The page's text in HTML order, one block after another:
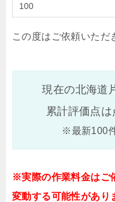
100
この度はご依頼いただ
現在の北海道
累計評価点は
※最新100
※実際の作業料金はご
変動する可能性があり